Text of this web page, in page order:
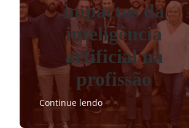
impactos da
inteligência
artificial na
profissão
Continue lendo